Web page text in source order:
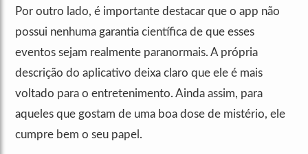
Por outro lado, é importante destacar que o app não
possui nenhuma garantia científica de que esses
eventos sejam realmente paranormais. A própria
descrição do aplicativo deixa claro que ele é mais
voltado para o entretenimento. Ainda assim, para
aqueles que gostam de uma boa dose de mistério, ele
cumpre bem o seu papel.